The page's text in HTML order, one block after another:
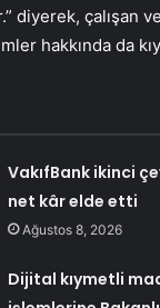
diyerek, çalışan
hakkında da
VakıfBank ikinci
net kâr elde etti
Ağustos 8, 2026
Dijital kıymetli